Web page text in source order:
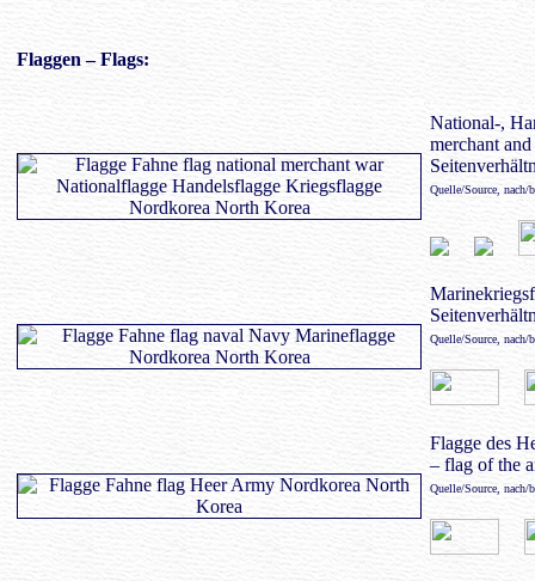
Flaggen – Flags:
National-,
merchant
Quelle/Source,
Quelle/Source,
Flagge des
– flag of the
Quelle/Source,